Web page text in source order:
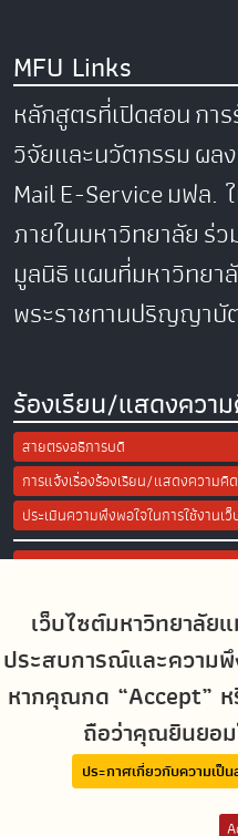
เว็บไซต์มหาวิทยาลัย
ประสบการณ์และความพึ
หากคุณกด “Accept” ห
ถือว่าคุณยินยอ
ประกาศเกี่ยวกับความเป็
MFU Links
หลักสูตรที่เปิดสอนกา
วิจัยและนวัตกรรมผล
MailE-Serviceมฟล.
ภายในมหาวิทยาลัยร่
มูลนิธิแผนที่มหาวิทยา
พระราชทานปริญญาบั
ร้องเรียน/แสดงควา
สายตรงอธิการบดี
การแจ้งเรื่องร้องเรียน/แสดงความคิ
ประเมินความพึงพอใจในการใช้งานเ
Site Map